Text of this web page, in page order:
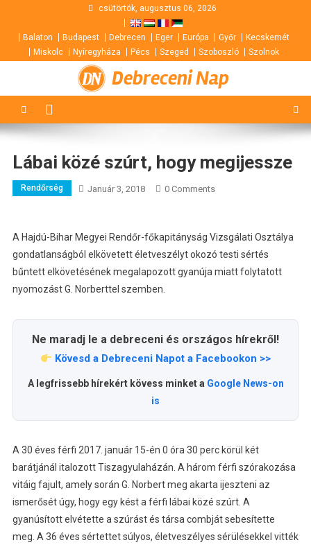
content
csütörtök, augusztus 06, 2026
Balaton Budapest Debrecen Eger Európa Győr
Kecskemét
Miskolc
Nyíregyháza Pécs Szeged Szoboszló Szolnok
Debreceni Nap
Lábai közé szúrt, hogy megijessze
Rendőrség Január 3, 2018 0 Comments
A Hajdú-Bihar Megyei Rendőr-főkapitányság Vizsgálati Osztálya
gondatlanságból elkövetett életveszélyt okozó testi sértés
bűntett elkövetésének megalapozott gyanúja miatt folytatott
nyomozást G. Norberttel szemben.
Ne maradj le a debreceni és országos hírekről!
Kövesd a Debreceni Napot a Facebookon >>
A legfrissebb hírekért kövess minket a Google News-on
is
A 30 éves férfi 2017. január 15-én 0 óra 30 perc körül két
barátjánál italozott Tiszagyulaházán. A három férfi szórakozása
vitáig fajult, amely során G. Norbert meg akarta ijeszteni az
ismerősét úgy, hogy egy kést a férfi lábai közé szúrt. A
gyanúsított elvétette a szúrást és társa combját sebesítette
meg. A 36 éves sértettet súlyos, életveszélyes sérülésekkel vitték